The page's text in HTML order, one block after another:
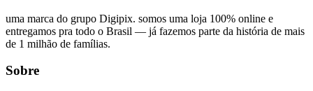
uma marca do grupo Digipix. somos uma loja 100% online e
entregamos pra todo o Brasil — já fazemos parte da história de mais
de 1 milhão de famílias.
Sobre